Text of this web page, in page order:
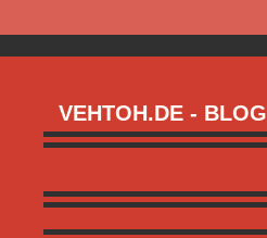
VEHTOH.DE - BLOG